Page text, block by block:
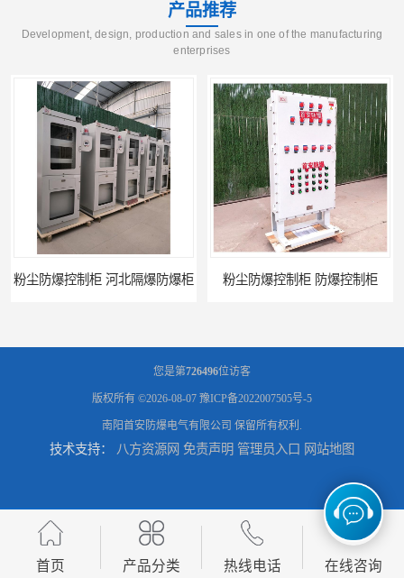
产品推荐
Development, design, production and sales in one of the manufacturing
enterprises
制柜 河北隔爆防爆柜 粉尘防爆控制柜 防爆控制柜
防腐防尘防爆控制柜 广西不锈钢防爆柜 防腐防尘防爆控制柜 湖北防爆控制箱
您是第726496位访客
版权所有 ©2026-08-07 豫ICP备2022007505号-5
南阳首安防爆电气有限公司 保留所有权利.
技术支持： 八方资源网 免责声明 管理员入口 网站地图
首页 产品分类 热线电话 在线咨询